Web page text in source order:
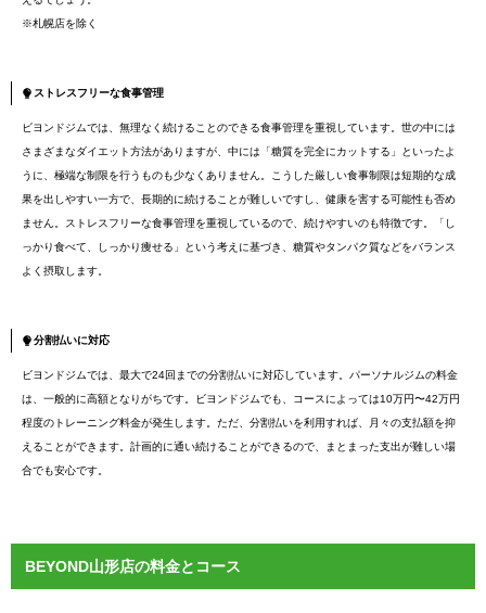
※札幌店を除く
ストレスフリーな食事管理
ビヨンドジムでは、無理なく続けることのできる食事管理を重視しています。世の中には
さまざまなダイエット方法がありますが、中には「糖質を完全にカットする」といったよ
うに、極端な制限を行うものも少なくありません。こうした厳しい食事制限は短期的な成
果を出しやすい一方で、長期的に続けることが難しいですし、健康を害する可能性も否め
ません。ストレスフリーな食事管理を重視しているので、続けやすいのも特徴です。「し
っかり食べて、しっかり痩せる」という考えに基づき、糖質やタンパク質などをバランス
よく摂取します。
分割払いに対応
ビヨンドジムでは、最大で24回までの分割払いに対応しています。パーソナルジムの料金
は、一般的に高額となりがちです。ビヨンドジムでも、コースによっては10万円〜42万円
程度のトレーニング料金が発生します。ただ、分割払いを利用すれば、月々の支払額を抑
えることができます。計画的に通い続けることができるので、まとまった支出が難しい場
合でも安心です。
BEYOND山形店の料金とコース